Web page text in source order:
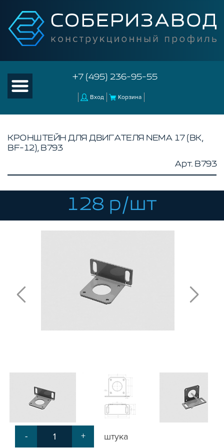
+7 (495) 236-95-55
Вход Корзина
КОНСТРУКЦИОННЫЙ ПРОФИЛЬ
КОМПЛЕКТУЮЩИЕ К ЧПУ
АКСЕССУАРЫ ДЛЯ V-ПАЗА
КРОНШТЕЙНЫ ДЛЯ РЕМЕННОЙ
КРОНШТЕЙНЫ ДЛЯ ВИНТОВОЙ
КРОНШТЕЙНЫ ДЛЯ ДВИГАТЕЛЕЙ
ПРИЖИМЫ
СОЕДИНИТЕЛЬНЫЕ ПЛАСТИНЫ
Т-БОЛТЫ И Т-ГАЙКИ
УГЛОВЫЕ СОЕДИНИТЕЛИ
СИСТЕМА ТРУБНАЯ МОДУЛЬНАЯ
КРОНШТЕЙН ДЛЯ ДВИГАТЕЛЯ NEMA 17 (BK,
BF-12), B793
Арт. B793
128 р/шт
- + штука